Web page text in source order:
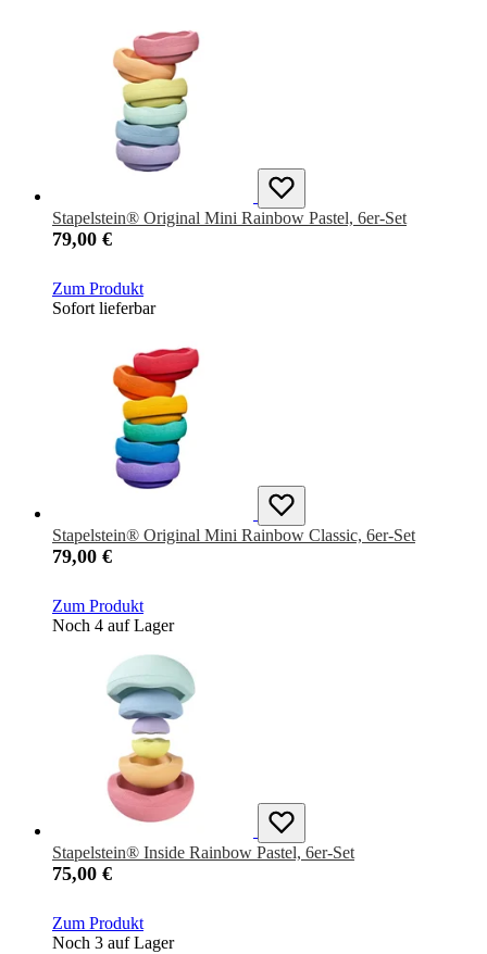
Stapelstein® Original Mini Rainbow Pastel, 6er-Set
79,00 €
Zum Produkt
Sofort lieferbar
Stapelstein® Original Mini Rainbow Classic, 6er-Set
79,00 €
Zum Produkt
Noch 4 auf Lager
Stapelstein® Inside Rainbow Pastel, 6er-Set
75,00 €
Zum Produkt
Noch 3 auf Lager